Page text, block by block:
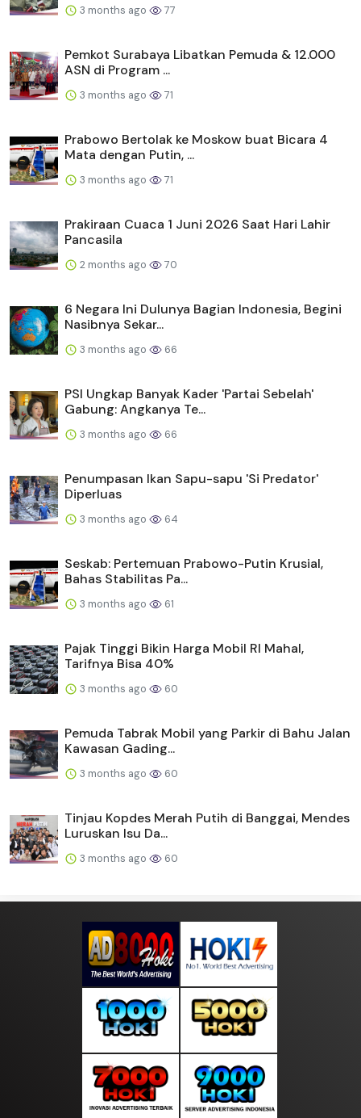
3 months ago 77
Pemkot Surabaya Libatkan Pemuda & 12.000
ASN di Program ...
3 months ago 71
Prabowo Bertolak ke Moskow buat Bicara 4
Mata dengan Putin, ...
3 months ago 71
Prakiraan Cuaca 1 Juni 2026 Saat Hari Lahir
Pancasila
2 months ago 70
6 Negara Ini Dulunya Bagian Indonesia, Begini
Nasibnya Sekar...
3 months ago 66
PSI Ungkap Banyak Kader 'Partai Sebelah'
Gabung: Angkanya Te...
3 months ago 66
Penumpasan Ikan Sapu-sapu 'Si Predator'
Diperluas
3 months ago 64
Seskab: Pertemuan Prabowo-Putin Krusial,
Bahas Stabilitas Pa...
3 months ago 61
Pajak Tinggi Bikin Harga Mobil RI Mahal,
Tarifnya Bisa 40%
3 months ago 60
Pemuda Tabrak Mobil yang Parkir di Bahu Jalan
Kawasan Gading...
3 months ago 60
Tinjau Kopdes Merah Putih di Banggai, Mendes
Luruskan Isu Da...
3 months ago 60